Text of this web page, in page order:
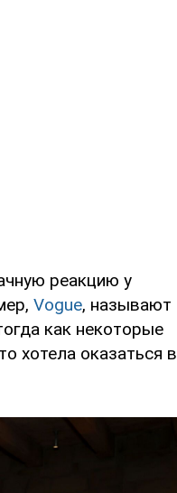
реакцию у
Vogue, называют
как некоторые
хотела оказаться в